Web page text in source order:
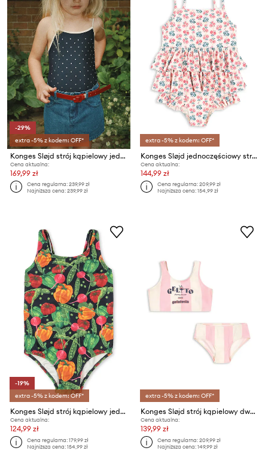
-29%
extra -5% z kodem: OFF*
Konges Sløjd strój kąpielowy jednoczęściowy dziecięcy MISTY SWIMSUIT GRS
Cena aktualna:
169,99 zł
Cena regularna:239,99 zł
Najniższa cena:239,99 zł
extra -5% z kodem: OFF*
Konges Sløjd jednoczęściowy strój kąpielowy dziecięcy MANUCA FRILL SWIMSUIT GRS
Cena aktualna:
144,99 zł
Cena regularna:209,99 zł
Najniższa cena:154,99 zł
-19%
extra -5% z kodem: OFF*
Konges Sløjd strój kąpielowy jednoczęściowy dziecięcy MIERO SWIMSUIT
Cena aktualna:
124,99 zł
Cena regularna:179,99 zł
Najniższa cena:154,99 zł
extra -5% z kodem: OFF*
Konges Sløjd strój kąpielowy dwuczęściowy dziecięcy POMIA BIKINI
Cena aktualna:
139,99 zł
Cena regularna:209,99 zł
Najniższa cena:149,99 zł